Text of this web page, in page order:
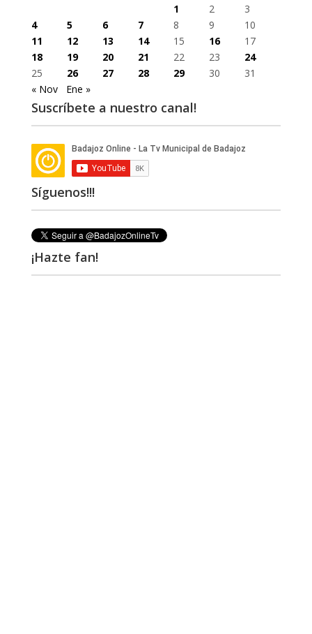
1
2
3
4
5 6 7 8 9
10
11
12 13 14 15 16
17
18
19 20 21 22 23
24
25
26 27 28 29 30
31
« Nov
Ene »
Suscríbete a nuestro canal!
Síguenos!!!
¡Hazte fan!